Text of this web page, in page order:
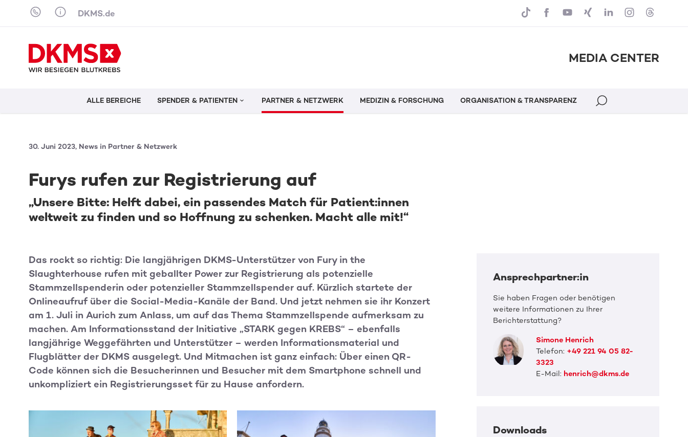
Skip to content
DKMS.de
MEDIA CENTER
ALLE BEREICHE SPENDER & PATIENTEN PARTNER & NETZWERK MEDIZIN & FORSCHUNG ORGANISATION & TRANSPARENZ
30. Juni 2023, News in Partner & Netzwerk
Furys rufen zur Registrierung auf
„Unsere Bitte: Helft dabei, ein passendes Match für Patient:innen
weltweit zu finden und so Hoffnung zu schenken. Macht alle mit!“
Das rockt so richtig: Die langjährigen DKMS-Unterstützer von Fury in the
Slaughterhouse rufen mit geballter Power zur Registrierung als potenzielle
Stammzellspenderin oder potenzieller Stammzellspender auf. Kürzlich startete der
Onlineaufruf über die Social-Media-Kanäle der Band. Und jetzt nehmen sie ihr Konzert
am 1. Juli in Aurich zum Anlass, um auf das Thema Stammzellspende aufmerksam zu
machen. Am Informationsstand der Initiative „STARK gegen KREBS“ – ebenfalls
langjährige Weggefährten und Unterstützer – werden Informationsmaterial und
Flugblätter der DKMS ausgelegt. Und Mitmachen ist ganz einfach: Über einen QR-
Code können sich die Besucherinnen und Besucher mit dem Smartphone schnell und
unkompliziert ein Registrierungsset für zu Hause anfordern.
Ansprechpartner:in
Sie haben Fragen oder benötigen
weitere Informationen zu Ihrer
Berichterstattung?
Simone Henrich
Telefon: +49 221 94 05 82-
3323
E-Mail: henrich@dkms.de
Downloads